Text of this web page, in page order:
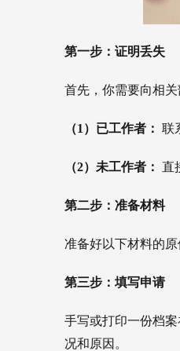
第一步：证明丢失
首先，你需要向相关
（1）已工作者： 联
（2）未工作者： 直
第二步：准备材料
准备好以下材料的原
第三步：填写申请
手写或打印一份档
况和原因。